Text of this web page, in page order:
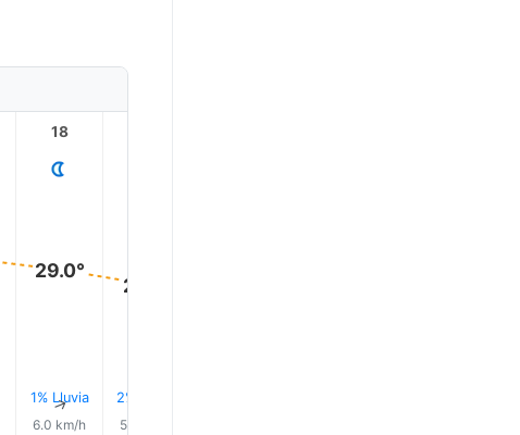
18
29.0°
1% Lluvia
↑
6.0 km/h
27.0°
2% Lluvia
5.0 km/h